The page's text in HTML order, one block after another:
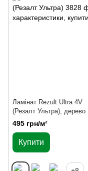
Ламінат Rezult Ultra 4V
(Резалт Ультра), дерево
495 грн/м²
Купити